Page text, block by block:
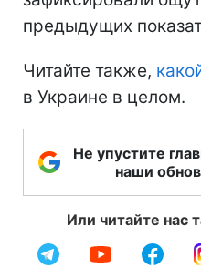
предыдущих
Читайте также,
в Украине в целом.
Не упустите
наши
Или читайте нас